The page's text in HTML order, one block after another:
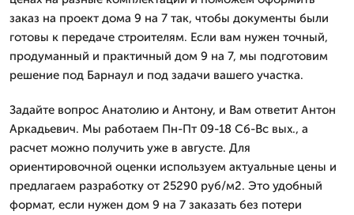
заказ на проект дома 9 на 7 так, чтобы документы были
готовы к передаче строителям. Если вам нужен точный,
продуманный и практичный дом 9 на 7, мы подготовим
решение под Барнаул и под задачи вашего участка.
Задайте вопрос Анатолию и Антону, и Вам ответит Антон
Аркадьевич. Мы работаем Пн-Пт 09-18 Сб-Вс вых., а
расчет можно получить уже в августе. Для
ориентировочной оценки используем актуальные цены и
предлагаем разработку от 25290 руб/м2. Это удобный
формат, если нужен дом 9 на 7 заказать без потери